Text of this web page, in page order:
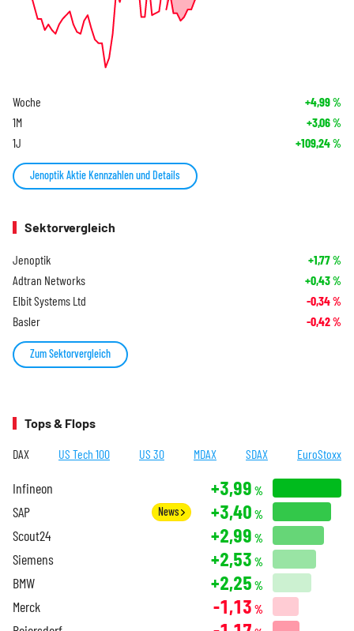
Woche +4,99%
1M +3,06%
1J +109,24%
Jenoptik Aktie Kennzahlen und Details
Sektorvergleich
Jenoptik +1,77%
Adtran Networks +0,43%
Elbit Systems Ltd -0,34%
Basler -0,42%
Zum Sektorvergleich
Tops & Flops
DAX US Tech 100 US 30 MDAX SDAX EuroStoxx
Infineon +3,99 %
SAP News +3,40 %
Scout24 +2,99 %
Siemens +2,53 %
BMW +2,25 %
Merck -1,13 %